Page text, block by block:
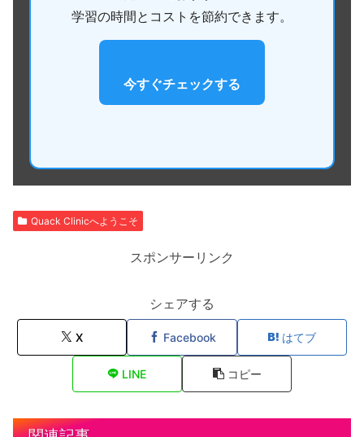
学習の時間とコストを節約できます。
今すぐチェックする
Quack Clinicへようこそ
スポンサーリンク
シェアする
X Facebook はてブ
LINE コピー